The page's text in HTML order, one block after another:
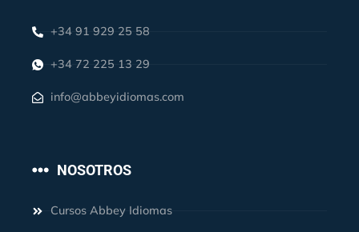
+34 91 929 25 58
+34 72 225 13 29
info@abbeyidiomas.com
NOSOTROS
Cursos Abbey Idiomas